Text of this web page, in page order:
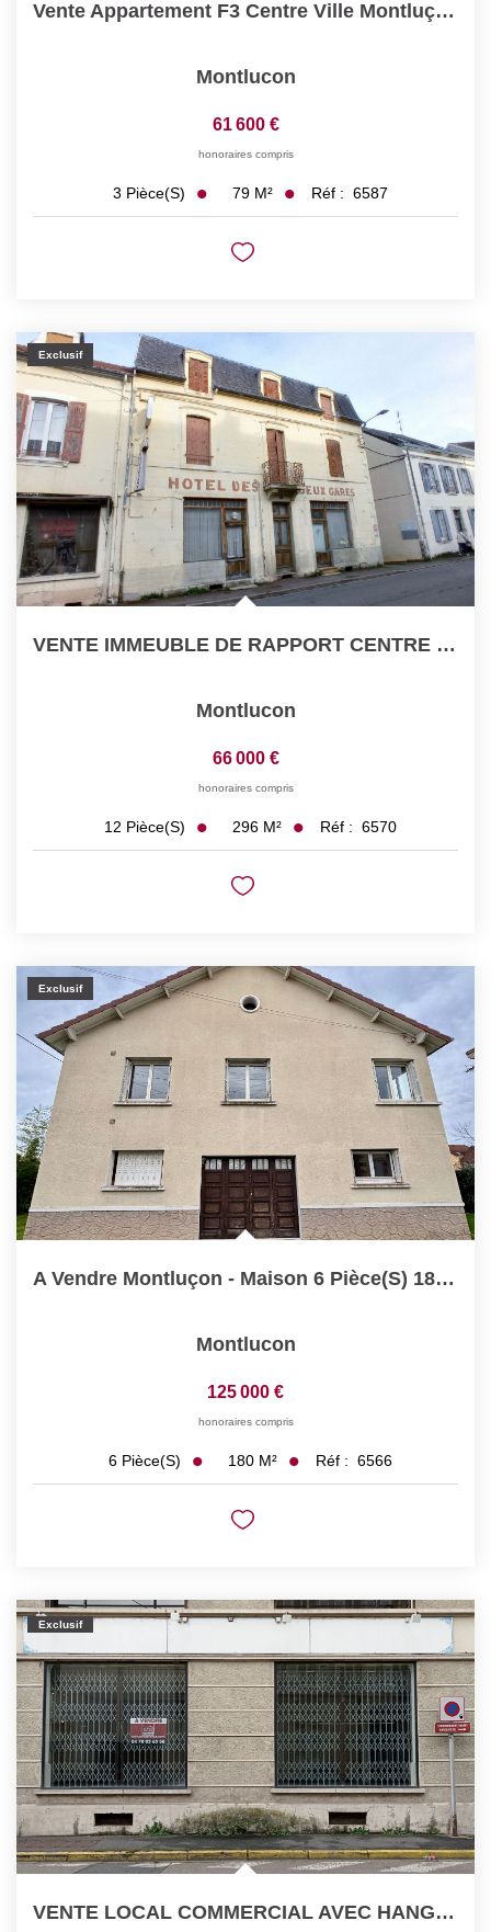
Vente Appartement F3 Centre Ville Montluçon
Montlucon
61 600 €
honoraires compris
3 Pièce(s) 79 M² Réf : 6587
Exclusif
VENTE IMMEUBLE DE RAPPORT CENTRE VILLE MONTLUCON
Montlucon
66 000 €
honoraires compris
12 Pièce(s) 296 M² Réf : 6570
Exclusif
A Vendre Montluçon - Maison 6 Pièce(s) 186 M2 - 4 Chambres...
Montlucon
125 000 €
honoraires compris
6 Pièce(s) 180 M² Réf : 6566
Exclusif
VENTE LOCAL COMMERCIAL AVEC HANGAR CENTRE VILLE MONTLUCON